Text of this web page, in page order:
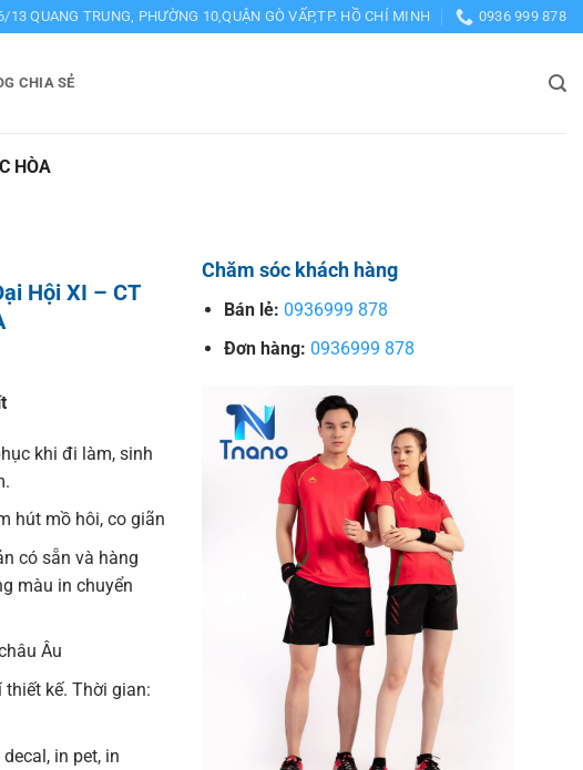
13 QUANG TRUNG, PHƯỜNG 10,QUẬN GÒ VẤP,TP. HỒ CHÍ MINH 0936 999 878
CHIA SẺ
HÒA
Hội XI – CT
khi đi làm, sinh
hút mồ hôi, co giãn
có sẵn và hàng
màu in chuyển
Âu
thiết kế. Thời gian:
in pet, in
Chăm sóc khách hàng
Bán lẻ: 0936999 878
Đơn hàng: 0936999 878